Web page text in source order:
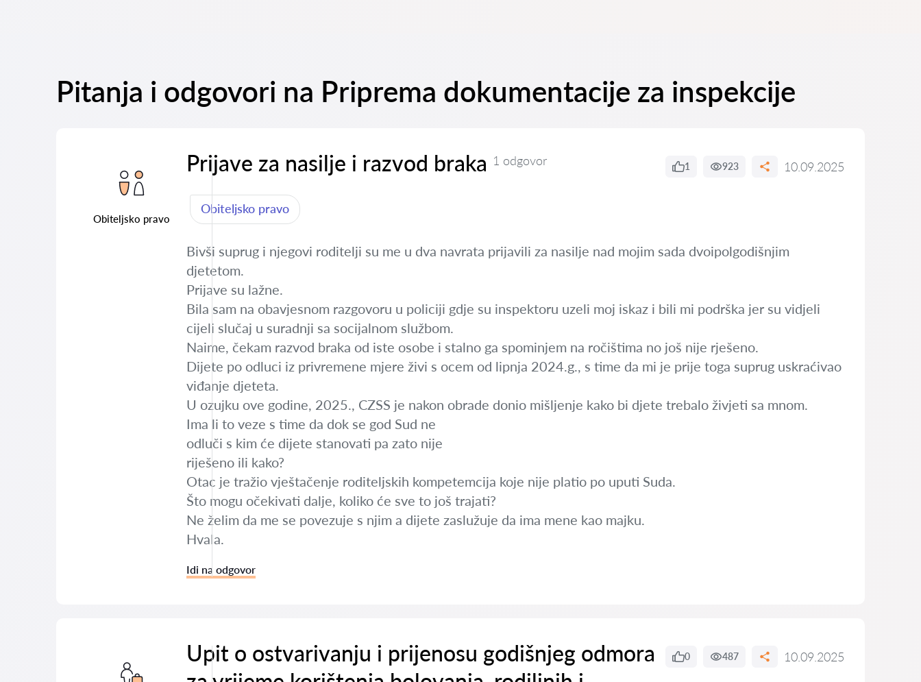
Pitanja i odgovori na Priprema dokumentacije za inspekcije
Obiteljsko pravo
Prijave za nasilje i razvod braka 1 odgovor 1 923 10.09.2025
Obiteljsko pravo
Bivši suprug i njegovi roditelji su me u dva navrata prijavili za nasilje nad mojim sada dvoipolgodišnjim
djetetom.
Prijave su lažne.
Bila sam na obavjesnom razgovoru u policiji gdje su inspektoru uzeli moj iskaz i bili mi podrška jer su vidjeli
cijeli slučaj u suradnji sa socijalnom službom.
Naime, čekam razvod braka od iste osobe i stalno ga spominjem na ročištima no još nije rješeno.
Dijete po odluci iz privremene mjere živi s ocem od lipnja 2024.g., s time da mi je prije toga suprug uskraćivao
viđanje djeteta.
U ozujku ove godine, 2025., CZSS je nakon obrade donio mišljenje kako bi djete trebalo živjeti sa mnom.
Ima li to veze s time da dok se god Sud ne
odluči s kim će dijete stanovati pa zato nije
riješeno ili kako?
Otac je tražio vještačenje roditeljskih kompetemcija koje nije platio po uputi Suda.
Što mogu očekivati dalje, koliko će sve to još trajati?
Ne želim da me se povezuje s njim a dijete zaslužuje da ima mene kao majku.
Hvala.
Idi na odgovor
Upit o ostvarivanju i prijenosu godišnjeg odmora
0 487 10.09.2025